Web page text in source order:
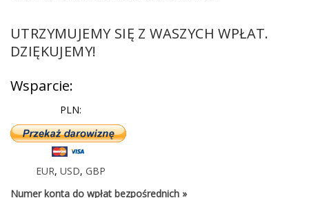
UTRZYMUJEMY SIĘ Z WASZYCH WPŁAT.
DZIĘKUJEMY!
Wsparcie:
PLN:
EUR, USD, GBP
Numer konta do wpłat bezpośrednich »